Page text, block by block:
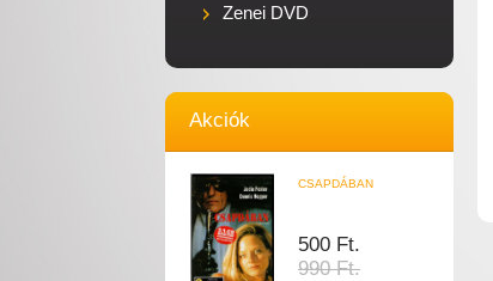
Zenei DVD
Akciók
CSAPDÁBAN
500 Ft.
990 Ft.